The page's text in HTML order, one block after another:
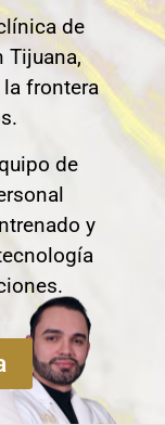
de
Tijuana,
frontera
de
y